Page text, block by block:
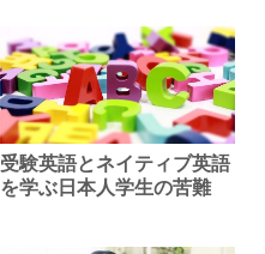
受験英語とネイティブ英語
を学ぶ日本人学生の苦難